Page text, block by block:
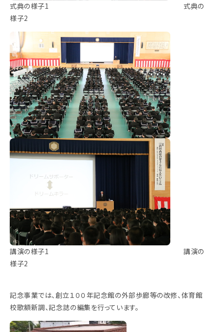
式典の様子1 式典の
様子2
講演の様子1 講演の
様子2
記念事業では、創立１００年記念館の外部歩廊等の改修、体育館
校歌額新調、記念誌の編集を行っています。